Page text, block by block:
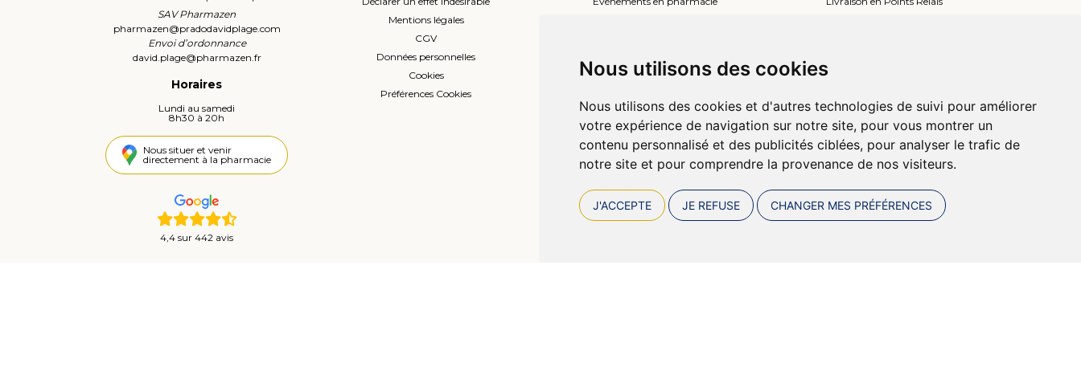
Nous utilisons des cookies
Nous utilisons des cookies et d'autres technologies de suivi pour améliorer
votre expérience de navigation sur notre site, pour vous montrer un
contenu personnalisé et des publicités ciblées, pour analyser le trafic de
notre site et pour comprendre la provenance de nos visiteurs.
J'ACCEPTE JE REFUSE CHANGER MES PRÉFÉRENCES
SAV Pharmazen
pharmazen@pradodavidplage.com
Envoi d’ordonnance
david.plage@pharmazen.fr
Horaires
Lundi au samedi
8h30 à 20h
Nous situer et venir
directement à la pharmacie
4,4 sur 442 avis
Mentions légales
CGV
Données personnelles
Cookies
Préférences Cookies
Compte professionnel